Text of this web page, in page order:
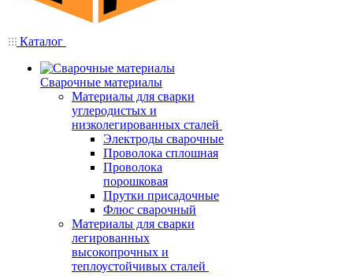
Каталог
Сварочные материалы
Материалы для сварки
углеродистых и
низколегированных сталей
Электроды сварочные
Проволока сплошная
Проволока
порошковая
Прутки присадочные
Флюс сварочный
Материалы для сварки
легированных
высокопрочных и
теплоустойчивых сталей